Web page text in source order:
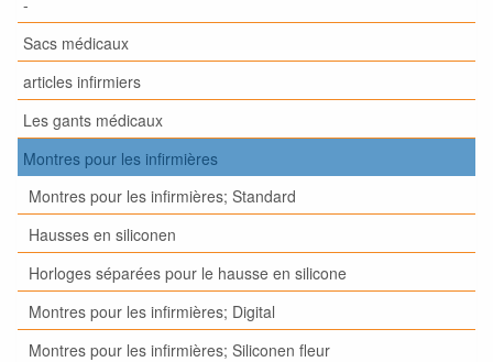
Sacs médicaux
articles infirmiers
Les gants médicaux
Montres pour les infirmières
Montres pour les infirmières; Standard
Hausses en siliconen
Horloges séparées pour le hausse en silicone
Montres pour les infirmières; Digital
Montres pour les infirmières; Siliconen fleur